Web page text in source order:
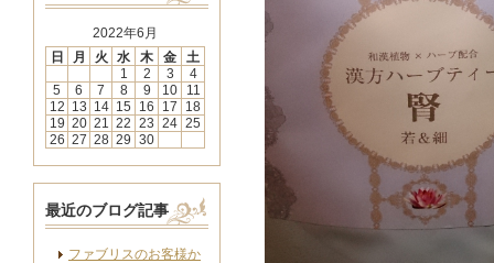
2022年6月
日
月 火 水 木 金
土
1
2 3
4
5
6 7 8 9 10
11
12 13 14 15 16 17
18
19 20 21 22 23 24 25
26 27 28 29 30
最近のブログ記事
ファブリスのお客様か